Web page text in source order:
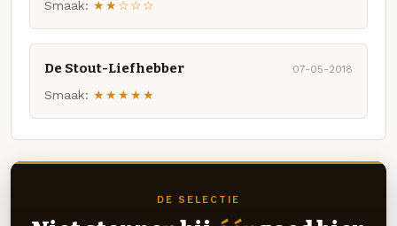
Smaak: ★★☆☆☆
De Stout-Liefhebber 07-05-2018
Smaak: ★★★★★
DE SELECTIE